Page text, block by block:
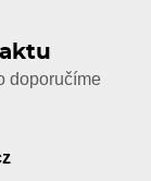
doporučíme